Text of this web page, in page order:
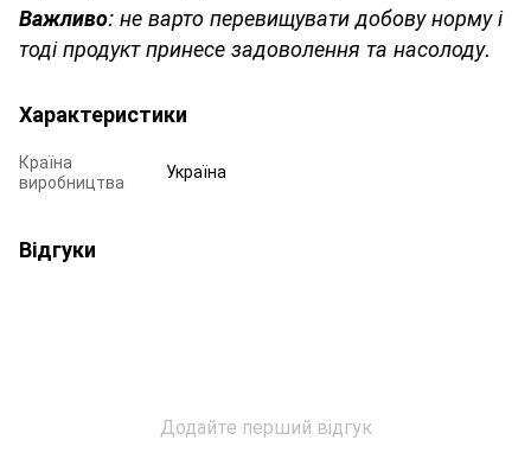
Важливо: не варто перевищувати добову норму і
тоді продукт принесе задоволення та насолоду.
Характеристики
Країна
виробництва
Україна
Відгуки
Додайте перший відгук